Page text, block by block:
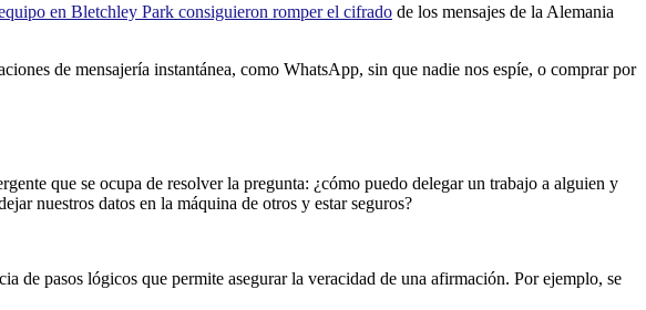
en Bletchley Park consiguieron romper el cifrado de los mensajes de la Alemania
de mensajería instantánea, como WhatsApp, sin que nadie nos espíe, o comprar por
que se ocupa de resolver la pregunta: ¿cómo puedo delegar un trabajo a alguien y
nuestros datos en la máquina de otros y estar seguros?
de pasos lógicos que permite asegurar la veracidad de una afirmación. Por ejemplo, se